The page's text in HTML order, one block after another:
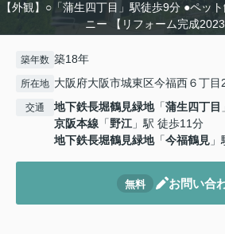
【外観】○「蒲生四丁目」駅徒歩9分 ●ペッ
ニー 【リフォーム完成2023
築年数 築18年
所在地 大阪府大阪市城東区今福西６丁目
交通 地下鉄長堀鶴見緑地「蒲生四丁目
京阪本線 「野江」駅 徒歩11分
地下鉄長堀鶴見緑地「今福鶴見
無料 お問い合